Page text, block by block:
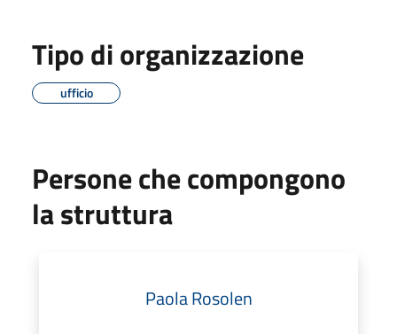
Tipo di organizzazione
ufficio
Persone che compongono
la struttura
Paola Rosolen